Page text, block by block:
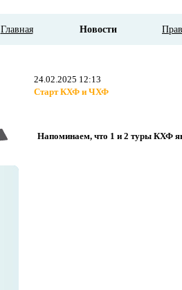
Главная Новости
24.02.2025 12:13
Старт КХФ и ЧХФ
Напоминаем, что 1 и 2 туры КХФ